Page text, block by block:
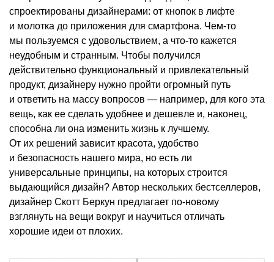
спроектированы дизайнерами: от кнопок в лифте
и молотка до приложения для смартфона. Чем-то
мы пользуемся с удовольствием, а что-то кажется
неудобным и странным. Чтобы получился
действительно функциональный и привлекательный
продукт, дизайнеру нужно пройти огромный путь
и ответить на массу вопросов — например, для кого эта
вещь, как ее сделать удобнее и дешевле и, наконец,
способна ли она изменить жизнь к лучшему.
От их решений зависит красота, удобство
и безопасность нашего мира, но есть ли
универсальные принципы, на которых строится
выдающийся дизайн? Автор нескольких бестселлеров,
дизайнер Скотт Беркун предлагает по-новому
взглянуть на вещи вокруг и научиться отличать
хорошие идеи от плохих.